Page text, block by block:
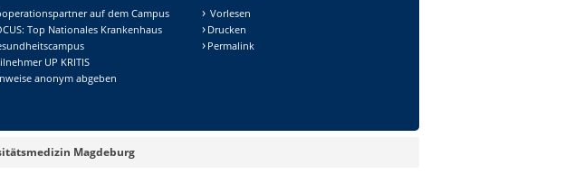
auf dem Campus
Top Nationales Krankenhaus
UP KRITIS
anonym abgeben
Vorlesen
Drucken
Permalink
Magdeburg